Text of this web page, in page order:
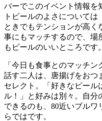
バーでこのイベント情報を
トビールのよさについて
ときでもテンションが高く
事にもマッチするので、場
もビールのいいところです
「今日も食事とのマッチ
話す二人は、唐揚げをおつ
セレクト。「好きなビール
ル！」と好みは別々。自
できるのも、80近いブル
らではです。